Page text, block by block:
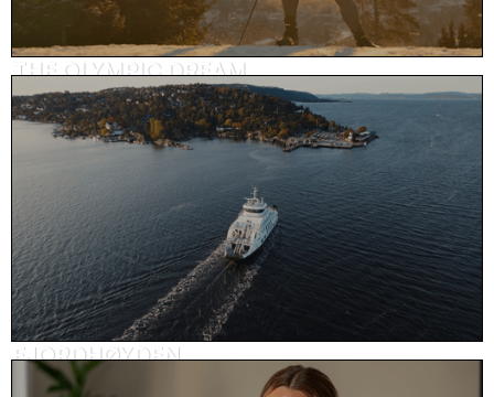
THE OLYMPIC DREAM
SoMe-innhold, sport
FJORDHØYDEN
Reklame, eiendom